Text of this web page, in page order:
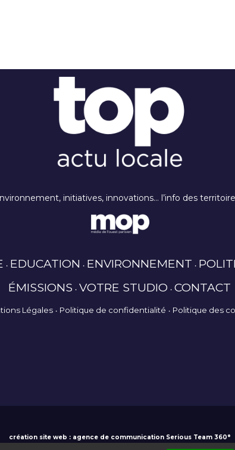
initiatives, innovations… l’info des
EDUCATION ENVIRONNEMENT
ÉMISSIONS VOTRE STUDIO CONTACT
Légales Politique de confidentialité Politique des
création site web : agence de communication Serious Team 360°